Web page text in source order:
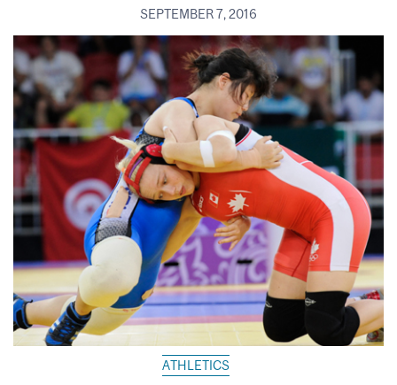
SEPTEMBER 7, 2016
ATHLETICS